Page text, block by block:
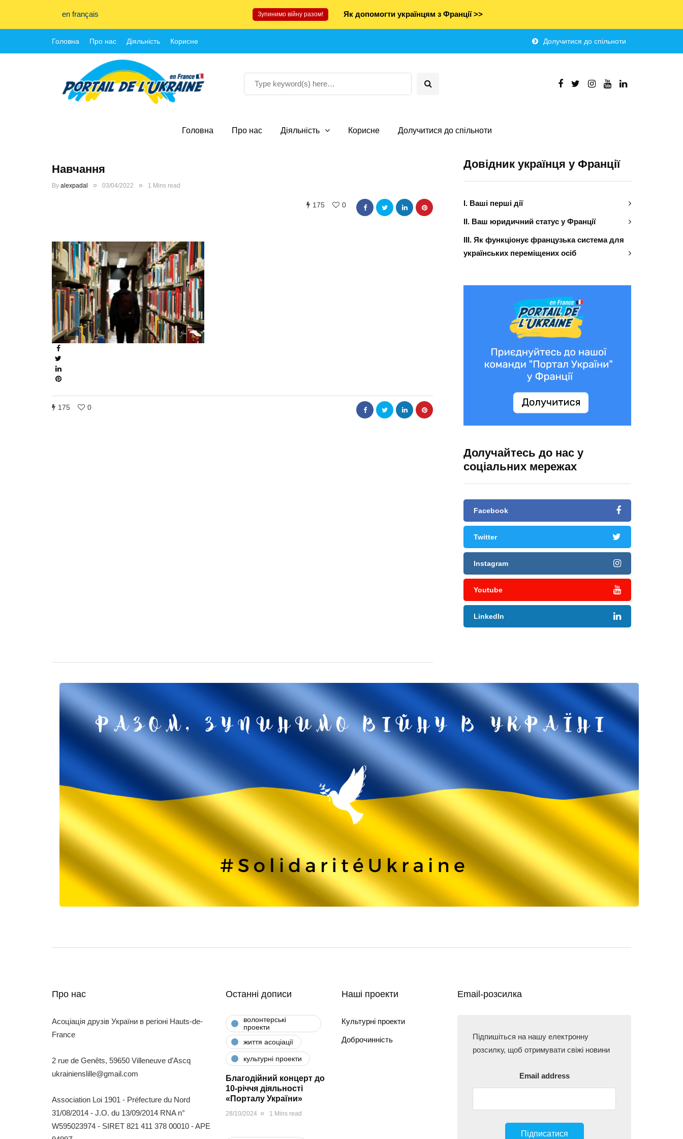
en français Зупинимо війну разом! Як допомогти українцям з Франції >>
Головна Про нас Діяльність Корисне Долучитися до спільноти
Головна Про нас Діяльність Корисне Долучитися до спільноти
Навчання
By alexpadal 03/04/2022 1 Mins read
175 0
175 0
Довідник українця у Франції
І. Ваші перші дії
ІІ. Ваш юридичний статус у Франції
ІІІ. Як функціонує французька система для
українських переміщених осіб
Долучайтесь до нас у
соціальних мережах
Facebook
Twitter
Instagram
Youtube
LinkedIn
Про нас
Асоціація друзів України в регіоні Hauts-de-
France
2 rue de Genêts, 59650 Villeneuve d’Ascq
ukrainienslille@gmail.com
Association Loi 1901 - Préfecture du Nord
31/08/2014 - J.O. du 13/09/2014 RNA n°
W595023974 - SIRET 821 411 378 00010 - APE
Останні дописи
волонтерські
проекти
життя асоціації
культурні проекти
Благодійний концерт до
10-річчя діяльності
«Порталу України»
28/10/2024 1 Mins read
Наші проекти
Культурні проекти
Доброчинність
Email-розсилка
Підпишіться на нашу електронну
розсилку, щоб отримувати свіжі новини
Email address